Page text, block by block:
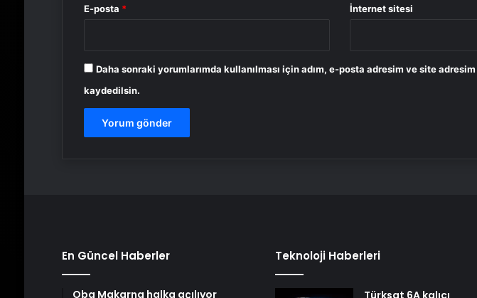
E-posta * İnternet sitesi
Daha sonraki yorumlarımda kullanılması için adım, e-posta adresim ve site adresim
kaydedilsin.
En Güncel Haberler
Oba Makarna halka açılıyor
Teknoloji Haberleri
Türksat 6A kalıcı